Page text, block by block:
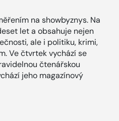
na showbyznys. Na
let a obsahuje nejen
ale i politiku, krimi,
Ve čtvrtek vychází se
čtenářskou
jeho magazínový